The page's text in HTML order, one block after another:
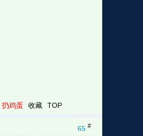
扔鸡蛋 收藏 TOP
65 #